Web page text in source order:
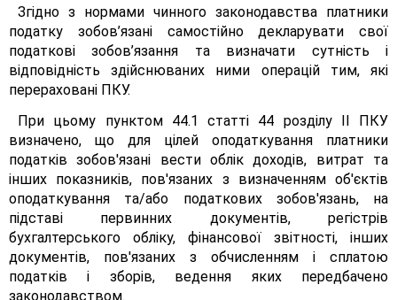
Згідно з нормами чинного законодавства платники
податку зобов’язані самостійно декларувати свої
податкові зобов’язання та визначати сутність і
відповідність здійснюваних ними операцій тим, які
перераховані ПКУ.
При цьому пунктом 44.1 статті 44 розділу II ПКУ
визначено, що для цілей оподаткування платники
податків зобов'язані вести облік доходів, витрат та
інших показників, пов'язаних з визначенням об'єктів
оподаткування та/або податкових зобов'язань, на
підставі первинних документів, регістрів
бухгалтерського обліку, фінансової звітності, інших
документів, пов'язаних з обчисленням і сплатою
податків і зборів, ведення яких передбачено
законодавством.